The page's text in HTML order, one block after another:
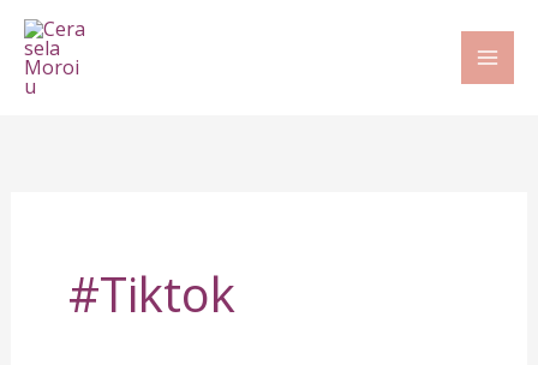
Skip
content
#tiktok